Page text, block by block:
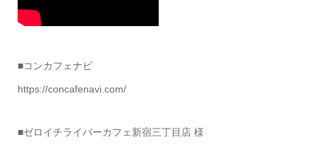
■コンカフェナビ
https://concafenavi.com/
■ゼロイチライバーカフェ新宿三丁目店 様